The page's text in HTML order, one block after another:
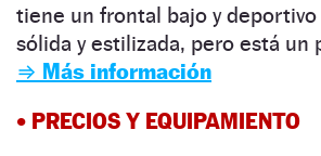
tiene un frontal bajo y
sólida y estilizada, pero está un
⇒ Más información
• PRECIOS Y EQUIPAMIENTO